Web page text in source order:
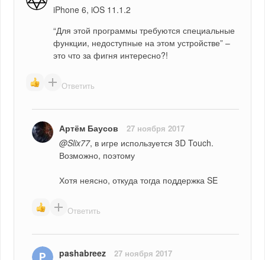
iPhone 6, iOS 11.1.2
“Для этой программы требуются специальные
функции, недоступные на этом устройстве” –
это что за фигня интересно?!
Ответить
Артём Баусов 27 ноября 2017
@Slix77, в игре используется 3D Touch.
Возможно, поэтому
Хотя неясно, откуда тогда поддержка SE
Ответить
pashabreez 27 ноября 2017